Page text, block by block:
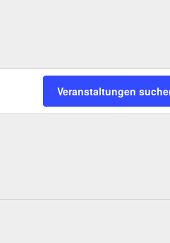
Veranstaltungen